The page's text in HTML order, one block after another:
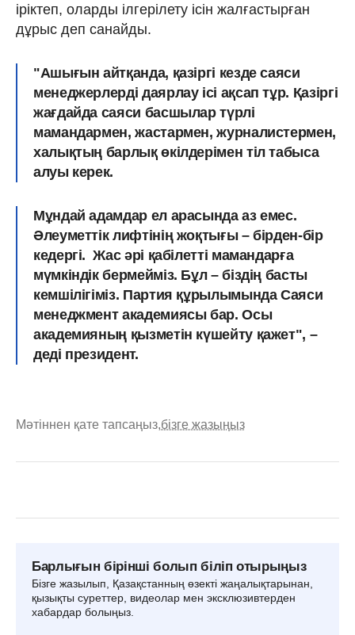
іріктеп, оларды ілгерілету ісін жалғастырған
дұрыс деп санайды.
"Ашығын айтқанда, қазіргі кезде саяси
менеджерлерді даярлау ісі ақсап тұр. Қазіргі
жағдайда саяси басшылар түрлі
мамандармен, жастармен, журналистермен,
халықтың барлық өкілдерімен тіл табыса
алуы керек.
Мұндай адамдар ел арасында аз емес.
Әлеуметтік лифтінің жоқтығы – бірден-бір
кедергі. Жас әрі қабілетті мамандарға
мүмкіндік бермейміз. Бұл – біздің басты
кемшілігіміз. Партия құрылымында Саяси
менеджмент академиясы бар. Осы
академияның қызметін күшейту қажет", –
деді президент.
Мәтіннен қате тапсаңыз,бізге жазыңыз
Барлығын бірінші болып біліп отырыңыз
Бізге жазылып, Қазақстанның өзекті жаңалықтарынан,
қызықты суреттер, видеолар мен эксклюзивтерден
хабардар болыңыз.